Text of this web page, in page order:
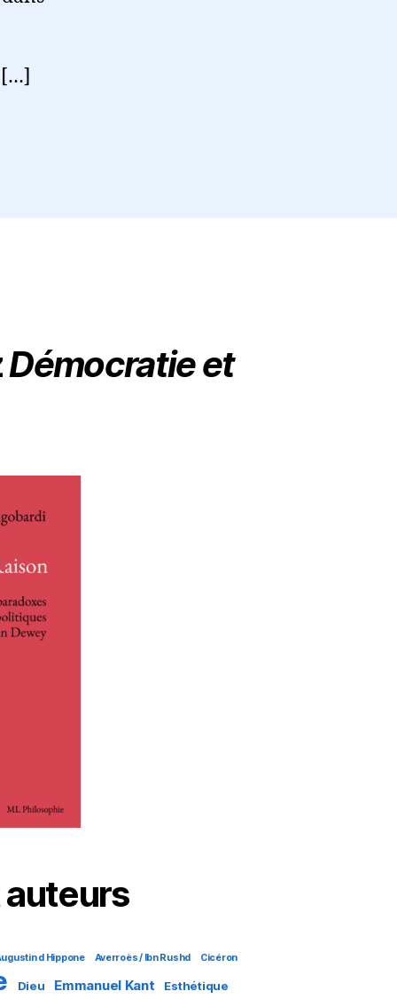
–
[…]
Démocratie et
d Hippone Averroès / Ibn Rushd Cicéron
Dieu Emmanuel Kant
Esthétique